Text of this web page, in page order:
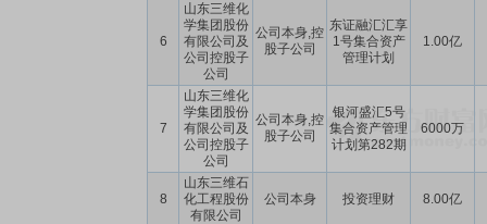
6
山东三维化
学集团股份
有限公司及
公司控股子
公司
公司本身,控
股子公司
东证融汇汇享
1号集合资产
管理计划
1.00亿
7
山东三维化
学集团股份
有限公司及
公司控股子
公司
公司本身,控
股子公司
银河盛汇5号
集合资产管理
计划第282期
6000万
8
山东三维石
化工程股份
有限公司
公司本身 投资理财 8.00亿